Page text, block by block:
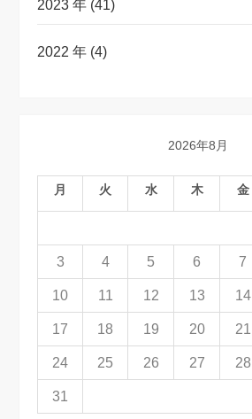
2023 年 (41)
2022 年 (4)
2026年8月
月 火 水 木 金
3 4 5 6 7
10 11 12 13 14
17 18 19 20 21
24 25 26 27 28
31